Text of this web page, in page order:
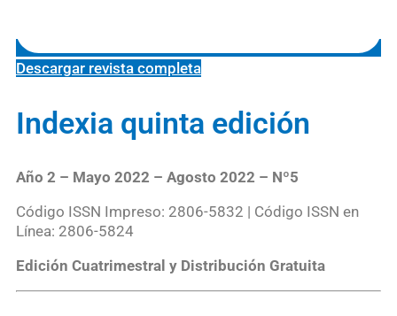
Descargar revista completa
Indexia quinta edición
Año 2 – Mayo 2022 – Agosto 2022 – Nº5
Código ISSN Impreso: 2806-5832 | Código ISSN en
Línea: 2806-5824
Edición Cuatrimestral y Distribución Gratuita